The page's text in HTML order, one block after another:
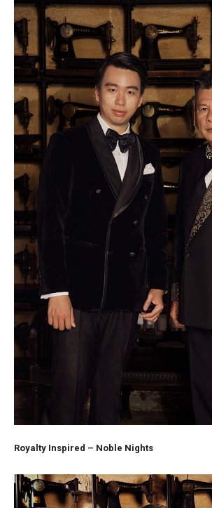
Royalty Inspired – Noble Nights